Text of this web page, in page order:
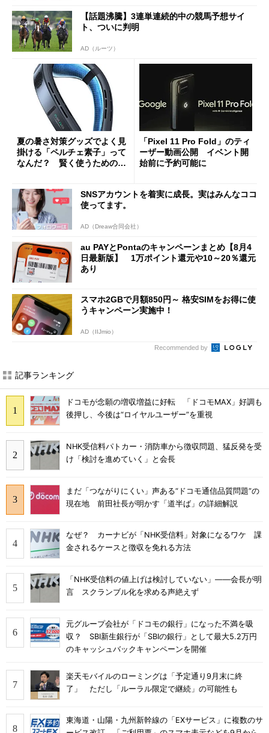
【話題沸騰】3連単連続的中の競馬予想サイ
ト、ついに判明
AD（ルーツ）
夏の暑さ対策グッズでよく見
掛ける「ペルチェ素子」って
なんだ？ 賢く使うための注
「Pixel 11 Pro Fold」のティ
ーザー動画公開 イベント開
始前に予約可能に
SNSアカウントを着実に成長。実はみんなココ
使ってます。
AD（Dreaw合同会社）
au PAYとPontaのキャンペーンまとめ【8月4
日最新版】 1万ポイント還元や10～20％還元
あり
スマホ2GBで月額850円～ 格安SIMをお得に使
うキャンペーン実施中！
AD（IIJmio）
Recommended by
記事ランキング
ドコモが念願の増収増益に好転 「ドコモMAX」好調も
後押し、今後は“ロイヤルユーザー”を重視
NHK受信料パトカー・消防車から徴収問題、猛反発を受
け「検討を進めていく」と会長
まだ「つながりにくい」声ある“ドコモ通信品質問題”の
現在地 前田社長が明かす「道半ば」の詳細解説
なぜ？ カーナビが「NHK受信料」対象になるワケ 課
金されるケースと徴収を免れる方法
「NHK受信料の値上げは検討していない」――会長が明
言 スクランブル化を求める声絶えず
元グループ会社が「ドコモの銀行」になった不満を吸
収？ SBI新生銀行が「SBIの銀行」として最大5.2万円
のキャッシュバックキャンペーンを開催
楽天モバイルのローミングは「予定通り9月末に終
了」 ただし「ルーラル限定で継続」の可能性も
東海道・山陽・九州新幹線の「EXサービス」に複数のサ